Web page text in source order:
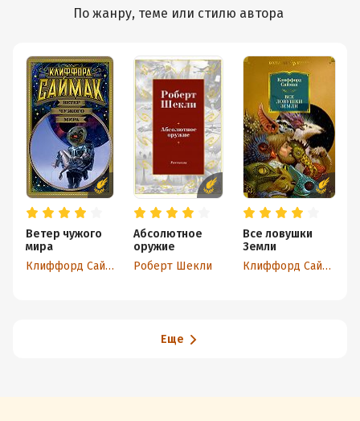
По жанру, теме или стилю автора
Ветер чужого
мира
Клиффорд Саймак
Абсолютное
оружие
Роберт Шекли
Все ловушки
Земли
Клиффорд Саймак
Еще